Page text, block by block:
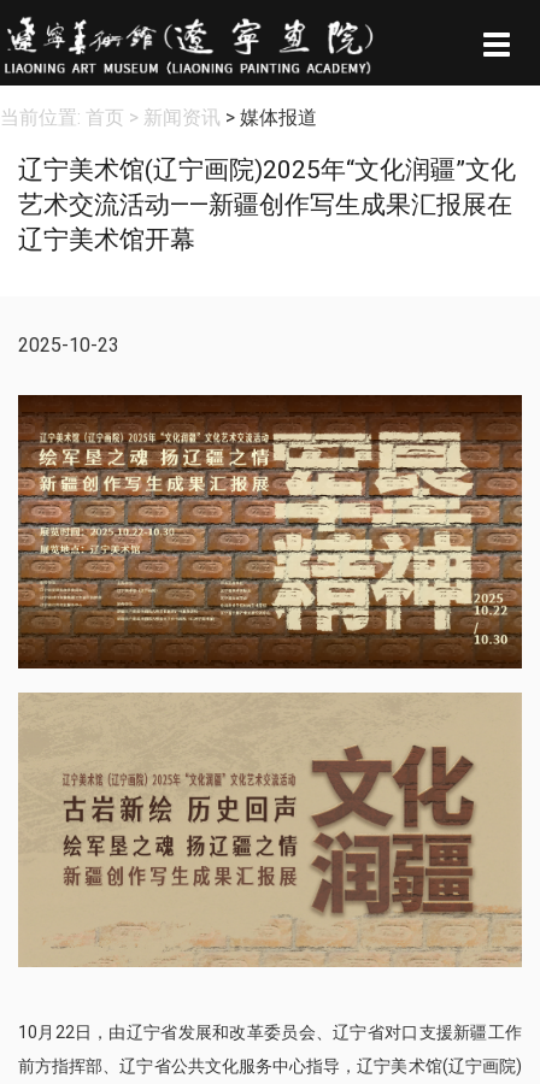
当前位置: 首页 > 新闻资讯 > 媒体报道
辽宁美术馆(辽宁画院)2025年“文化润疆”文化
艺术交流活动——新疆创作写生成果汇报展在
辽宁美术馆开幕
2025-10-23
10月22日，由辽宁省发展和改革委员会、辽宁省对口支援新疆工作
前方指挥部、辽宁省公共文化服务中心指导，辽宁美术馆(辽宁画院)